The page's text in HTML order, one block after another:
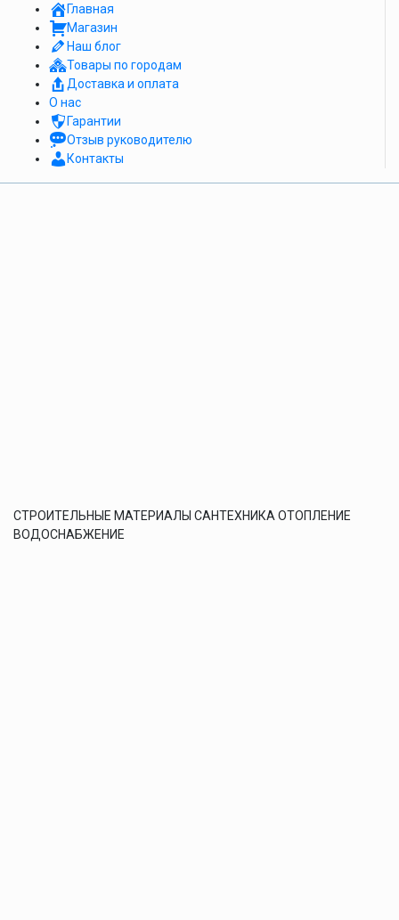
Главная
Магазин
Наш блог
Товары по городам
Доставка и оплата
О нас
Гарантии
Отзыв руководителю
Контакты
СТРОИТЕЛЬНЫЕ МАТЕРИАЛЫ САНТЕХНИКА ОТОПЛЕНИЕ
ВОДОСНАБЖЕНИЕ